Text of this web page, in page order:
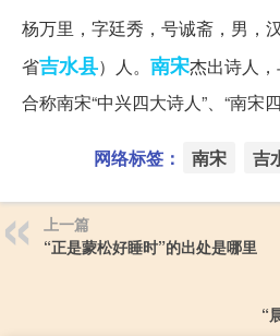
杨万里，字廷秀，号诚斋，男，
省吉水县）人。 南宋杰出诗人
合称南宋“中兴四大诗人”、“南宋四
网络标签： 南宋 吉
上一篇
“正是蒙松好睡时”的出处是哪里
“